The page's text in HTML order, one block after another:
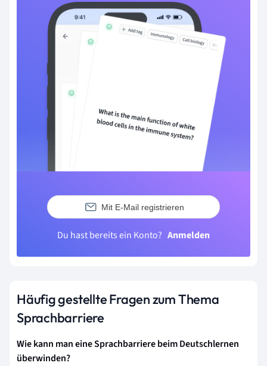
Mit E-Mail registrieren
Du hast bereits ein Konto? Anmelden
Häufig gestellte Fragen zum Thema
Sprachbarriere
Wie kann man eine Sprachbarriere beim Deutschlernen
überwinden?